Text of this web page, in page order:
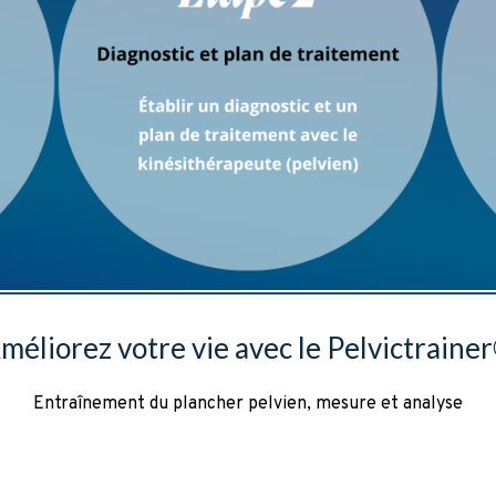
votre vie avec le
Entraînement du plancher pelvien, mesure et analyse